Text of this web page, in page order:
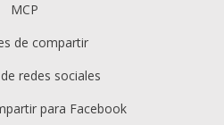
MCP
de compartir
redes sociales
para Facebook